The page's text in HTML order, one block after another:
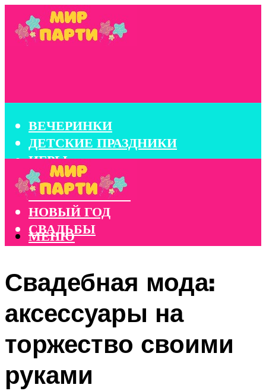
ВЕЧЕРИНКИ
ДЕТСКИЕ ПРАЗДНИКИ
ИГРЫ
КОНКУРСЫ
КОРПОРАТИВЫ
НОВЫЙ ГОД
СВАДЬБЫ
МЕНЮ
Свадебная мода:
аксессуары на
торжество своими
руками